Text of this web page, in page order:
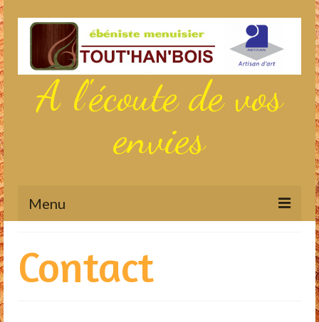
A l'écoute de vos
envies
Menu
Aménagements sur mesure
Contact